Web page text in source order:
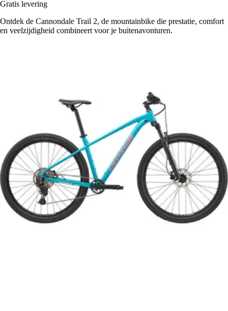
Gratis levering
Ontdek de Cannondale Trail 2, de mountainbike die prestatie, comfort
en veelzijdigheid combineert voor je buitenavonturen.